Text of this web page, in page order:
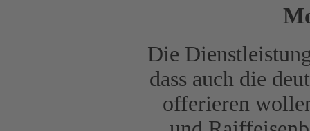
Die
dass auch die
offerieren